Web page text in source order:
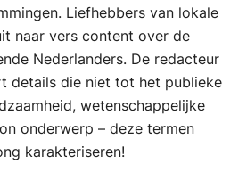
Liefhebbers van lokale
naar vers content over de
Nederlanders. De redacteur
details die niet tot het publieke
wetenschappelijke
onderwerp – deze termen
karakteriseren!